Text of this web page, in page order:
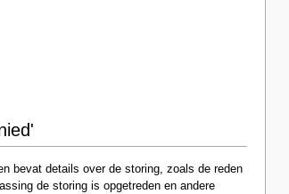
bevat details over de storing, zoals de reden
de storing is opgetreden en andere